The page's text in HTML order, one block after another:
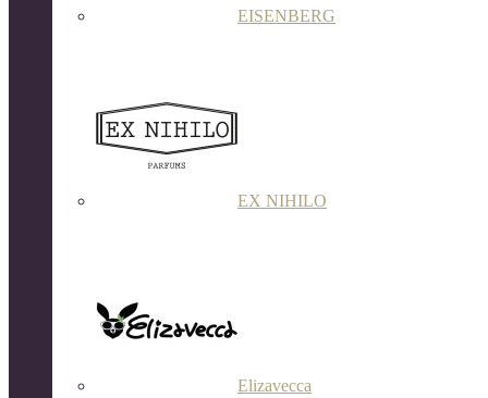
EISENBERG
EX NIHILO
Elizavecca